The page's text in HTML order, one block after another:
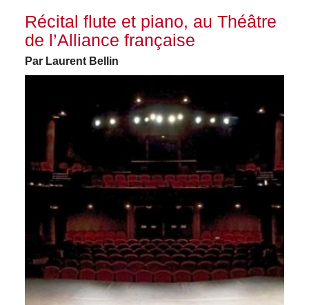
Récital flute et piano, au Théâtre
de l’Alliance française
Par Laurent Bellin